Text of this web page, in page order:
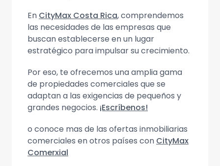
En CityMax Costa Rica, comprendemos
las necesidades de las empresas que
buscan establecerse en un lugar
estratégico para impulsar su crecimiento.
Por eso, te ofrecemos una amplia gama
de propiedades comerciales que se
adaptan a las exigencias de pequeños y
grandes negocios. ¡Escríbenos!
o conoce mas de las ofertas inmobiliarias
comerciales en otros países con CityMax
Comerxial